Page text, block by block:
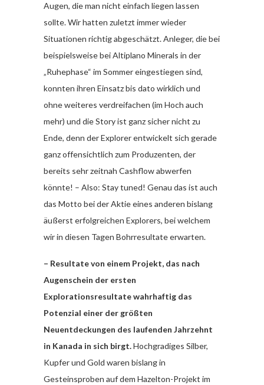
Augen, die man nicht einfach liegen lassen
sollte. Wir hatten zuletzt immer wieder
Situationen richtig abgeschätzt. Anleger, die bei
beispielsweise bei Altiplano Minerals in der
„Ruhephase“ im Sommer eingestiegen sind,
konnten ihren Einsatz bis dato wirklich und
ohne weiteres verdreifachen (im Hoch auch
mehr) und die Story ist ganz sicher nicht zu
Ende, denn der Explorer entwickelt sich gerade
ganz offensichtlich zum Produzenten, der
bereits sehr zeitnah Cashflow abwerfen
könnte! – Also: Stay tuned! Genau das ist auch
das Motto bei der Aktie eines anderen bislang
äußerst erfolgreichen Explorers, bei welchem
wir in diesen Tagen Bohrresultate erwarten.
– Resultate von einem Projekt, das nach
Augenschein der ersten
Explorationsresultate wahrhaftig das
Potenzial einer der größten
Neuentdeckungen des laufenden Jahrzehnt
in Kanada in sich birgt.Hochgradiges Silber,
Kupfer und Gold waren bislang in
Gesteinsproben auf dem Hazelton-Projekt im